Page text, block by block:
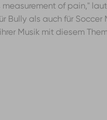
measurement of pain,"
Bully als auch für
Musik mit diesem